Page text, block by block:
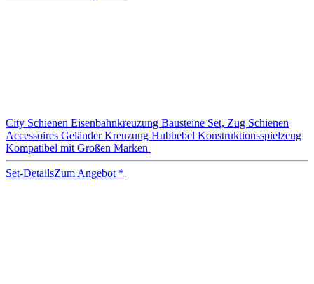
City Schienen Eisenbahnkreuzung Bausteine Set, Zug Schienen
Accessoires Geländer Kreuzung Hubhebel Konstruktionsspielzeug
Kompatibel mit Großen Marken
Set-DetailsZum Angebot *